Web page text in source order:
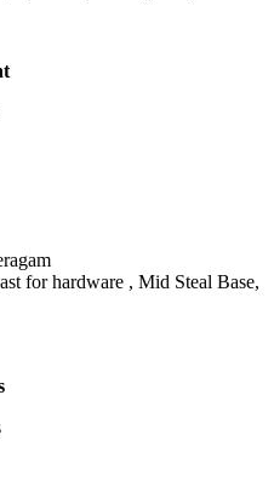
for hardware , Mid Steal Base,